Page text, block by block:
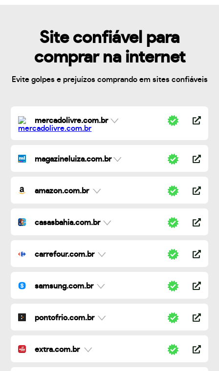
Site confiável para
comprar na internet
Evite golpes e prejuízos comprando em sites confiáveis
mercadolivre.com.br
magazineluiza.com.br
amazon.com.br
casasbahia.com.br
carrefour.com.br
samsung.com.br
pontofrio.com.br
extra.com.br